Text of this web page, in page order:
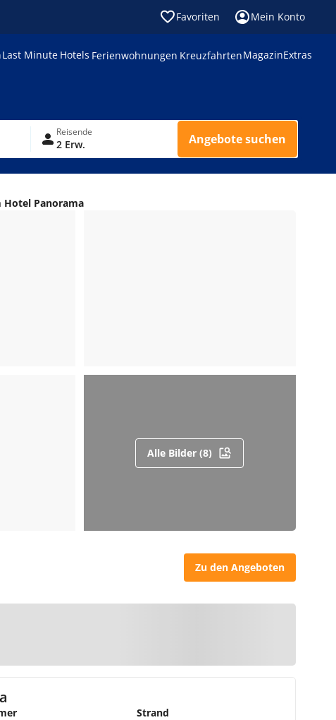
Favoriten Mein Konto
Last Minute Hotels Ferienwohnungen KreuzfahrtenMagazinExtras
Reisende
2 Erw. Angebote suchen
Hotel Panorama
Alle Bilder (8)
Zu den Angeboten
Strand